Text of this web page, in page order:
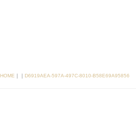
HOME ｜ ｜ D6919AEA-597A-497C-8010-B58E69A95856